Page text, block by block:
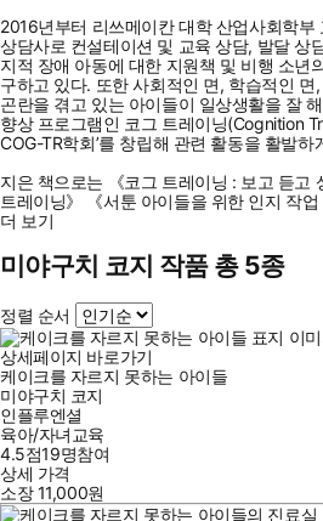
2016년부터 리쓰메이칸 대학 산업사회학부
상담사로 컨설테이션 및 교육 상담, 발달 상
지적 장애 아동에 대한 지원책 및 비행 소년
구하고 있다. 또한 사회적인 면, 학습적인
곤란을 겪고 있는 아이들이 일상생활을 잘
향상 프로그램인 코그 트레이닝(Cognition
COG-TR학회’를 창립해 관련 활동을 활발하
지은 책으로는 《코그 트레이닝 : 보고 듣고
트레이닝》 《서툰 아이들을 위한 인지 작
더 보기
미야구치 코지 작품 총 5종
정렬 순서
상세페이지 바로가기
케이크를 자르지 못하는 아이들
미야구치 코지
인플루엔셜
육아/자녀교육
4.5점19명참여
상세 가격
소장11,000원